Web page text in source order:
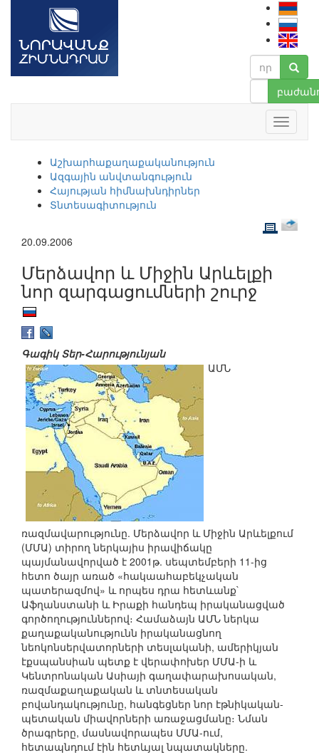
Աշխարհաքաղաքականություն
Ազգային անվտանգություն
Հայության հիմնախնդիրներ
Տնտեսագիտություն
20.09.2006
Մերձավոր և Միջին Արևելքի
նոր զարգացումների շուրջ
Գագիկ Տեր-Հարությունյան
ԱՄՆ
ռազմավարությունը. Մերձավոր և Միջին Արևելքում
(ՄՄԱ) տիրող ներկայիս իրավիճակը
պայմանավորված է 2001թ. սեպտեմբերի 11-ից
հետո ծայր առած «հակաահաբեկչական
պատերազմով» և որպես դրա հետևանք`
Աֆղանստանի և Իրաքի հանդեպ իրականացված
գործողություններով։ Համաձայն ԱՄՆ ներկա
քաղաքականությունն իրականացնող
նեոկոնսերվատորների տեսլականի, ամերիկյան
էքսպանսիան պետք է վերափոխեր ՄՄԱ-ի և
Կենտրոնական Ասիայի գաղափարախոսական,
ռազմաքաղաքական և տնտեսական
բովանդակությունը, հանգեցներ նոր էթնիկական-
պետական միավորների առաջացմանը։ Նման
ծրագրերը, մասնավորապես ՄՄԱ-ում,
հետապնդում էին հետևյալ նպատակները.